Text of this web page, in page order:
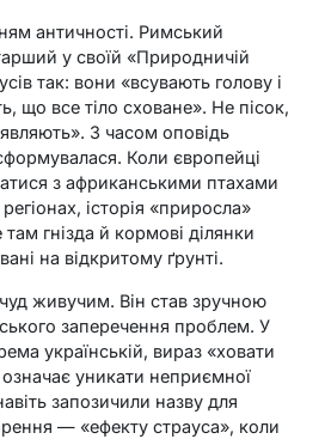
античності. Римський
у своїй «Природничій
так: вони «всувають голову і
що все тіло сховане». Не пісок,
З часом оповідь
Коли європейці
з африканськими птахами
історія «приросла»
гнізда й кормові ділянки
на відкритому ґрунті.
живучим. Він став зручною
заперечення проблем. У
українській, вираз «ховати
означає уникати неприємної
запозичили назву для
— «ефекту страуса», коли